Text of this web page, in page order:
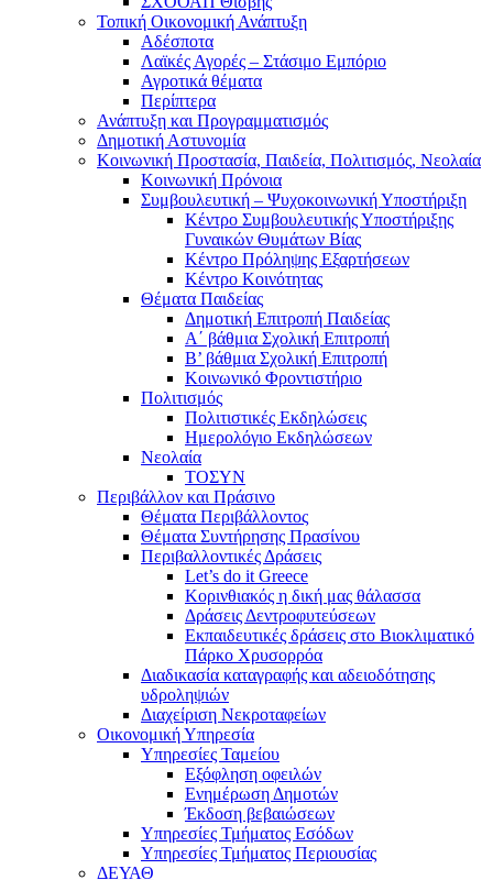
Τοπική Οικονομική Ανάπτυξη
Αδέσποτα
Λαϊκές Αγορές – Στάσιμο Εμπόριο
Αγροτικά θέματα
Περίπτερα
Ανάπτυξη και Προγραμματισμός
Δημοτική Αστυνομία
Κοινωνική Προστασία, Παιδεία, Πολιτισμός, Νεολαία
Κοινωνική Πρόνοια
Συμβουλευτική – Ψυχοκοινωνική Υποστήριξη
Κέντρο Συμβουλευτικής Υποστήριξης
Γυναικών Θυμάτων Βίας
Κέντρο Πρόληψης Εξαρτήσεων
Κέντρο Κοινότητας
Θέματα Παιδείας
Δημοτική Επιτροπή Παιδείας
Α΄ βάθμια Σχολική Επιτροπή
B’ βάθμια Σχολική Επιτροπή
Κοινωνικό Φροντιστήριο
Πολιτισμός
Πολιτιστικές Εκδηλώσεις
Ημερολόγιο Εκδηλώσεων
Νεολαία
ΤΟΣΥΝ
Περιβάλλον και Πράσινο
Θέματα Περιβάλλοντος
Θέματα Συντήρησης Πρασίνου
Περιβαλλοντικές Δράσεις
Let’s do it Greece
Kορινθιακός η δική μας θάλασσα
Δράσεις Δεντροφυτεύσεων
Εκπαιδευτικές δράσεις στο Βιοκλιματικό
Πάρκο Χρυσορρόα
Διαδικασία καταγραφής και αδειοδότησης
υδροληψιών
Διαχείριση Νεκροταφείων
Οικονομική Υπηρεσία
Υπηρεσίες Ταμείου
Εξόφληση οφειλών
Ενημέρωση Δημοτών
Έκδοση βεβαιώσεων
Υπηρεσίες Τμήματος Εσόδων
Υπηρεσίες Τμήματος Περιουσίας
ΔΕΥΑΘ